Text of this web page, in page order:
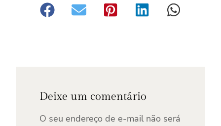
Deixe um comentário
O seu endereço de e-mail não será